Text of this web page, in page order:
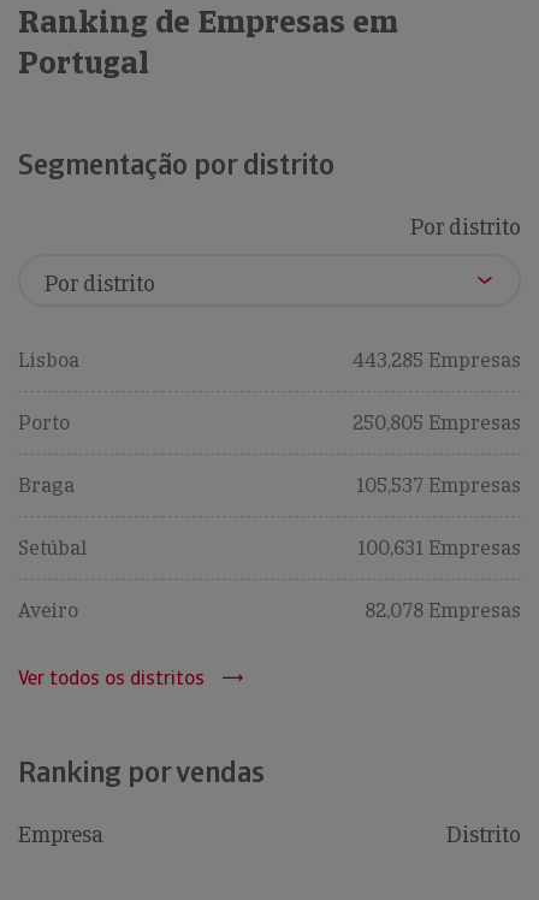
Ranking de Empresas em
Portugal
Segmentação por distrito
Por distrito
Lisboa 443,285 Empresas
Porto 250,805 Empresas
Braga 105,537 Empresas
Setúbal 100,631 Empresas
Aveiro 82,078 Empresas
Ver todos os distritos
Ranking por vendas
Empresa Distrito